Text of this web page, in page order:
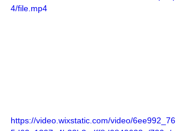
4/file.mp4
https://video.wixstatic.com/video/6ee992_76